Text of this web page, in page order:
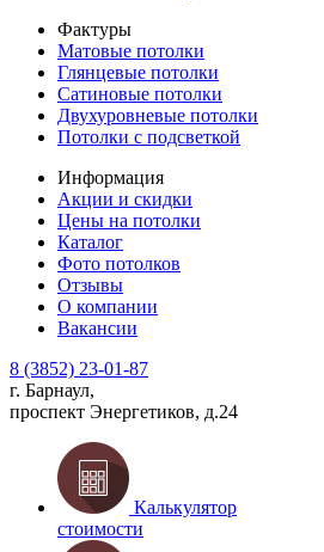
Фактуры
Матовые потолки
Глянцевые потолки
Сатиновые потолки
Двухуровневые потолки
Потолки с подсветкой
Информация
Акции и скидки
Цены на потолки
Каталог
Фото потолков
Отзывы
О компании
Вакансии
8 (3852) 23-01-87
г. Барнаул,
проспект Энергетиков, д.24
Калькулятор
стоимости